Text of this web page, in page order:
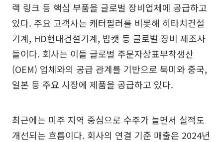
랙 링크 등 핵심 부품을 글로벌 장비업체에 공급하고
있다. 주요 고객사는 캐터필러를 비롯해 히타치건설
기계, HD현대건설기계, 밥캣 등 글로벌 장비 제조사
들이다. 회사는 이들 글로벌 주문자상표부착생산
(OEM) 업체와의 공급 관계를 기반으로 북미와 중국,
일본 등 주요 시장에 제품을 공급하고 있다.
최근에는 미주 지역 중심으로 수주가 늘면서 실적도
개선되는 흐름이다. 회사의 연결 기준 매출은 2024년